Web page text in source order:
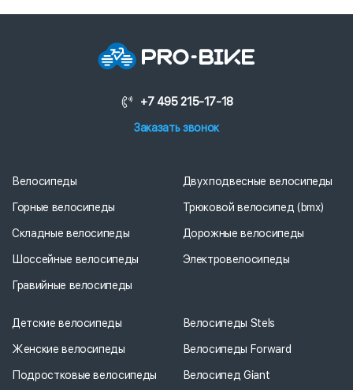
+7 495 215-17-18
Заказать звонок
Велосипеды
Горные велосипеды
Складные велосипеды
Шоссейные велосипеды
Гравийные велосипеды
Двухподвесные велосипеды
Трюковой велосипед (bmx)
Дорожные велосипеды
Электровелосипеды
Детские велосипеды
Женские велосипеды
Подростковые велосипеды
Велосипеды Stels
Велосипеды Forward
Велосипед Giant